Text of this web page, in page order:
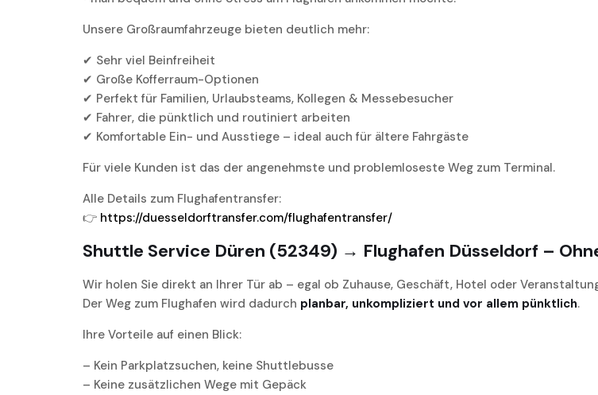
Unsere Großraumfahrzeuge bieten deutlich mehr:
✔ Sehr viel Beinfreiheit
✔ Große Kofferraum-Optionen
✔ Perfekt für Familien, Urlaubsteams, Kollegen & Messebesucher
✔ Fahrer, die pünktlich und routiniert arbeiten
✔ Komfortable Ein- und Ausstiege – ideal auch für ältere Fahrgäste
Für viele Kunden ist das der angenehmste und problemloseste Weg zum Terminal.
Alle Details zum Flughafentransfer:
👉 https://duesseldorftransfer.com/flughafentransfer/
Shuttle Service Düren (52349) → Flughafen Düsseldorf –
Wir holen Sie direkt an Ihrer Tür ab – egal ob Zuhause, Geschäft, Hotel oder
Der Weg zum Flughafen wird dadurch planbar, unkompliziert und vor allem pünktlich.
Ihre Vorteile auf einen Blick:
– Kein Parkplatzsuchen, keine Shuttlebusse
– Keine zusätzlichen Wege mit Gepäck